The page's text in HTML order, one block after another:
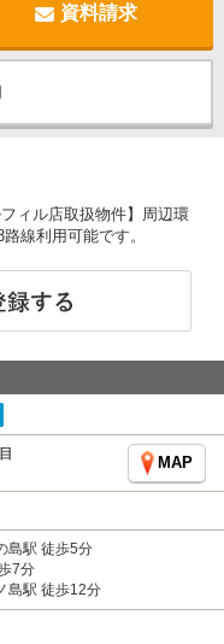
資料請求
ィル店取扱物件】周辺環
線利用可能です。
MAP
島駅 徒歩5分
7分
島駅 徒歩12分